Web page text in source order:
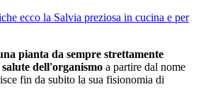
ecco la Salvia preziosa in cucina e per
pianta da sempre strettamente
dell'organismo a partire dal nome
fin da subito la sua fisionomia di